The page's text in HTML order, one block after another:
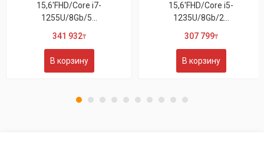
Core i7-
1255U/8Gb/5...
15,6'FHD/Core i5-
1235U/8Gb/2...